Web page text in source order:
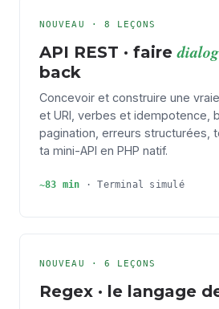
NOUVEAU · 8 LEÇONS
API REST · faire
back
Concevoir et construire une
et URI, verbes et idempotence,
pagination, erreurs structurées,
ta mini-API en PHP natif.
~83 min ·Terminal simulé
NOUVEAU · 6 LEÇONS
Regex · le langage